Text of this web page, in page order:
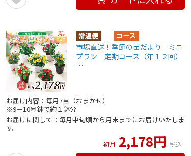
市場直送！季節の苗だより ミニ
プラン 定期コース（年１２回）
…
お届け内容：毎月7苗（おまかせ）
※9－10号鉢で約１鉢分
お届けに関して：毎月中旬頃から月末までにお届けいたしま
す。
初月 2,178円 税込